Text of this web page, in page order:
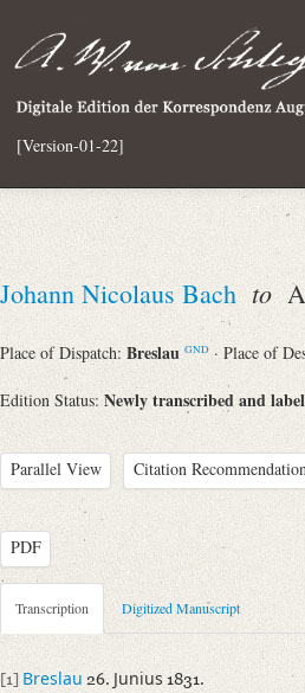
[Version-01-22]
Johann Nicolaus Bach to
Place of Dispatch: Breslau GND · Place of
Edition Status: Newly transcribed and
Parallel View Citation
PDF
Metadata Concerning Header
Sender: Johann Nicolaus Bach
Recipient: August Wilhelm von
Transcription Digitized Manuscript
[1] Breslau 26. Junius 1831.